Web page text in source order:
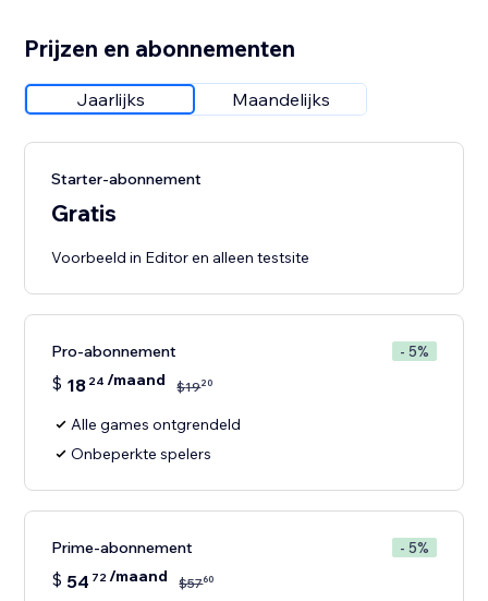
Prijzen en abonnementen
Jaarlijks Maandelijks
Starter-abonnement
Gratis
Voorbeeld in Editor en alleen testsite
Pro-abonnement - 5%
$ 18 24 /maand $1920
Alle games ontgrendeld
Onbeperkte spelers
Prime-abonnement - 5%
$ 54 72/maand $5760